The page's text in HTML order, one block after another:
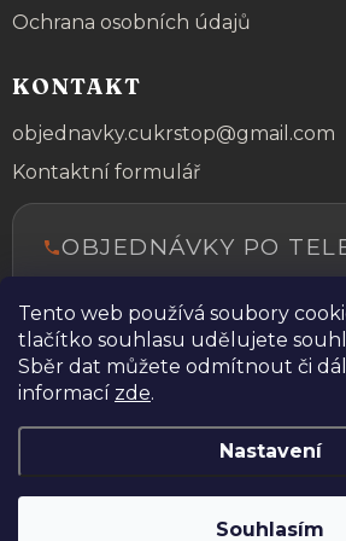
Tento web používá soubory
tlačítko souhlasu udělujete
Sběr dat můžete odmítnout či
informací zde.
Nastavení
Souhlasím
Ochrana osobních údajů
KONTAKT
objednavky.cukrstop@gmail.com
Kontaktní formulář
OBJEDNÁVKY PO
+420 606
Rádi vám poradíme a
objednávkou.
Copyright 2026Dei. Všechna práva
cookies